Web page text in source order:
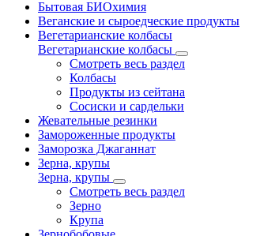
Бытовая БИОхимия
Веганские и сыроедческие продукты
Вегетарианские колбасы
Вегетарианские колбасы
Смотреть весь раздел
Колбасы
Продукты из сейтана
Сосиски и сардельки
Жевательные резинки
Замороженные продукты
Заморозка Джаганнат
Зерна, крупы
Зерна, крупы
Смотреть весь раздел
Зерно
Крупа